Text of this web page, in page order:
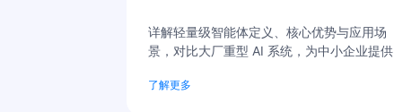
详解轻量级智能体定义、核心优势与应用场
景，对比大厂重型 AI 系统，为中小企业提供
取业务诊断。
了解更多